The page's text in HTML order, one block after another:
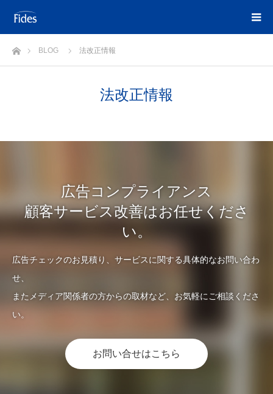
ホームBLOG 法改正情報
法改正情報
広告コンプライアンス
顧客サービス改善はお任せくださ
い。
広告チェックのお見積り、サービスに関する具体的なお問い合わ
せ、
またメディア関係者の方からの取材など、お気軽にご相談くださ
い。
お問い合せはこちら